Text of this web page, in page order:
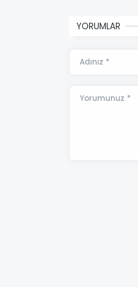
YORUMLAR
Adınız *
Yorumunuz *